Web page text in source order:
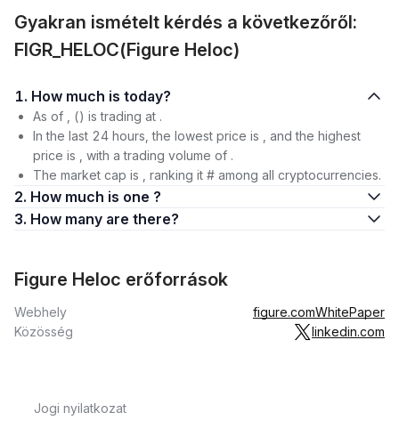
Gyakran ismételt kérdés a következőről:
FIGR_HELOC(Figure Heloc)
1. How much is today?
As of , () is trading at .
In the last 24 hours, the lowest price is , and the highest
price is , with a trading volume of .
The market cap is , ranking it # among all cryptocurrencies.
2. How much is one ?
3. How many are there?
Figure Heloc erőforrások
Webhely figure.comWhitePaper
Közösség
linkedin.com
Jogi nyilatkozat